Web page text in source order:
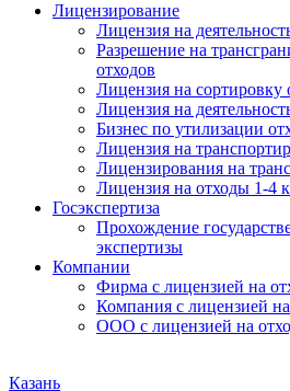
Лицензирование
Лицензия на
Разрешение на
отходов
Лицензия на сортировку
Лицензия на
Бизнес по утилизации
Лицензия на
Лицензирования на
Лицензия на отходы 1-4
Госэкспертиза
Прохождение
экспертизы
Компании
Фирма с лицензией на
Компания с лицензией
ООО с лицензией на
Казань